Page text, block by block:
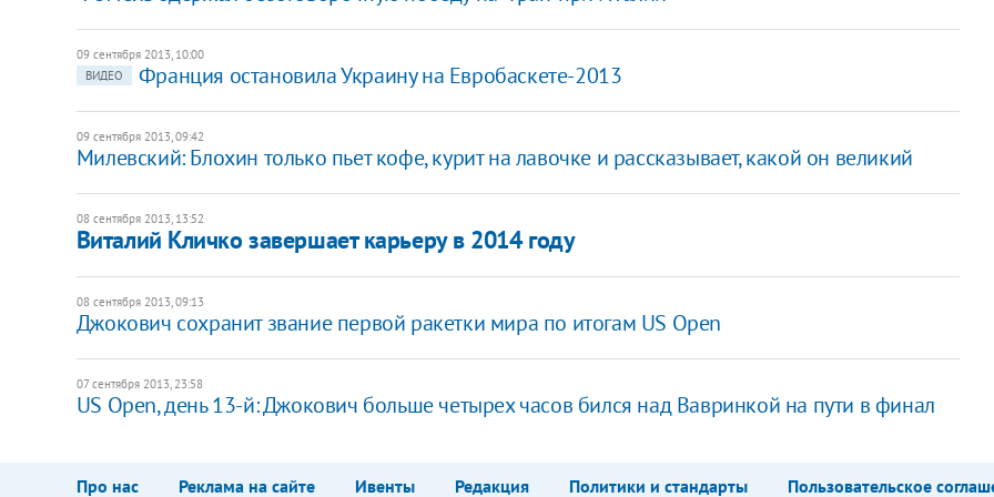
09 сентября 2013, 10:00
ВИДЕО
Франция остановила Украину на Евробаскете-2013
09 сентября 2013, 09:42
Милевский: Блохин только пьет кофе, курит на лавочке и рассказывает, какой он великий
08 сентября 2013, 13:52
Виталий Кличко завершает карьеру в 2014 году
08 сентября 2013, 09:13
Джокович сохранит звание первой ракетки мира по итогам US Open
07 сентября 2013, 23:58
​US Open, день 13-й: Джокович больше четырех часов бился над Вавринкой на пути в финал
Про нас Реклама на сайте Ивенты Редакция Политики и стандарты Пользовательское